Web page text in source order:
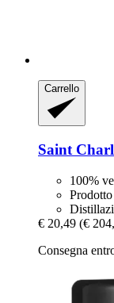
Carrello
Saint
100%
€ 20,49 (€
Consegna